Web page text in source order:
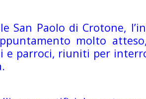
San Paolo di Crotone,
molto
parroci, riuniti per